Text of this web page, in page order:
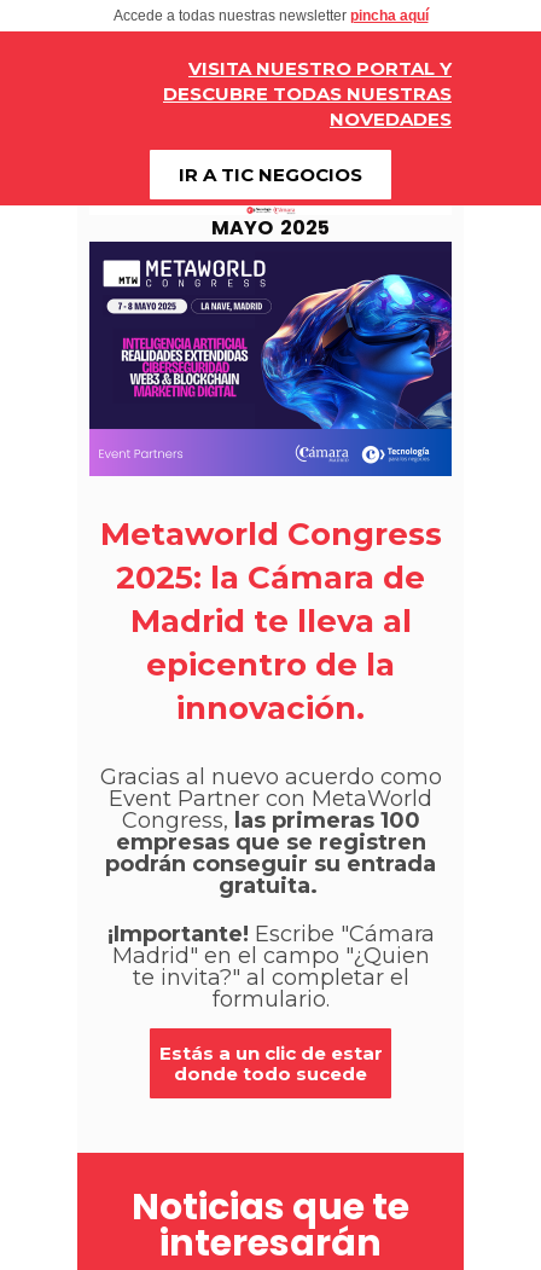
Accede a todas nuestras newsletter pincha aquí
VISITA NUESTRO PORTAL Y
DESCUBRE TODAS NUESTRAS
NOVEDADES
IR A TIC NEGOCIOS
MAYO 2025
Metaworld Congress
2025: la Cámara de
Madrid te lleva al
epicentro de la
innovación.
Gracias al nuevo acuerdo como
Event Partner con MetaWorld
Congress, las primeras 100
empresas que se registren
podrán conseguir su entrada
gratuita.
¡Importante! Escribe "Cámara
Madrid" en el campo "¿Quien
te invita?" al completar el
formulario.
Estás a un clic de estar
donde todo sucede
Noticias que te
interesarán